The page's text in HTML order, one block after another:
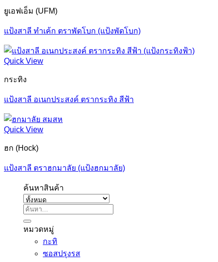
ยูเอฟเอ็ม (UFM)
แป้งสาลี ทำเค้ก ตราพัดโบก (แป้งพัดโบก)
Quick View
กระทิง
แป้งสาลี อเนกประสงค์ ตรากระทิง สีฟ้า
Quick View
ฮก (Hock)
แป้งสาลี ตราฮกมาลัย (แป้งฮกมาลัย)
ค้นหาสินค้า
ค้นหา:
หมวดหมู่
กะทิ
ซอสปรุงรส